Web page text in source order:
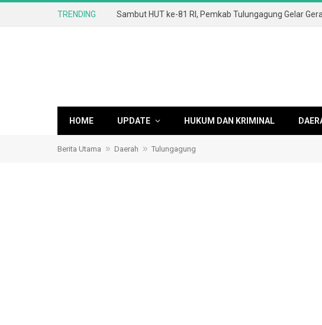
TRENDING
HOME UPDATE HUKUM DAN KRIMINAL
Berita Utama » Daerah » Tulungagung